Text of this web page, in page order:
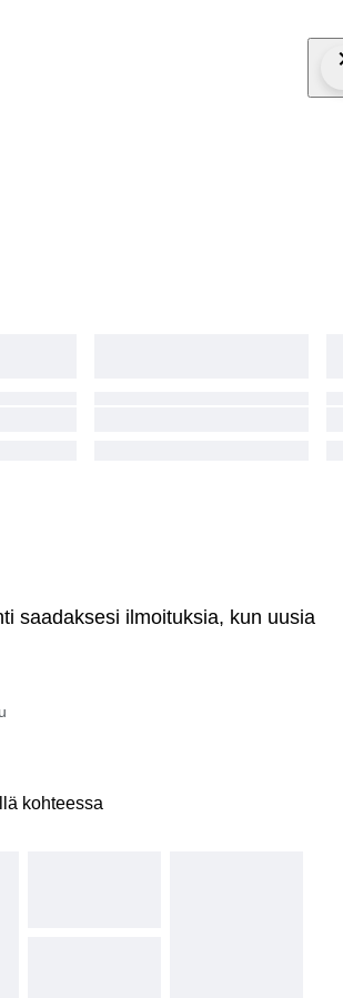
saadaksesi ilmoituksia, kun uusia
kohteessa